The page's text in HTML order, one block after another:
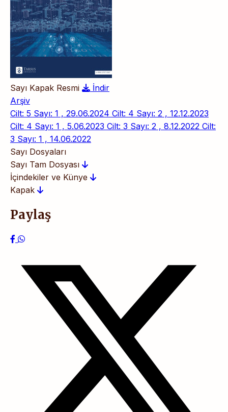
Sayı Kapak Resmi
İndir
Arşiv
Cilt: 5 Sayı: 1 , 29.06.2024 Cilt: 4 Sayı: 2 , 12.12.2023
Cilt: 4 Sayı: 1 , 5.06.2023 Cilt: 3 Sayı: 2 , 8.12.2022 Cilt:
3 Sayı: 1 , 14.06.2022
Sayı Dosyaları
Sayı Tam Dosyası
İçindekiler ve Künye
Kapak
Paylaş